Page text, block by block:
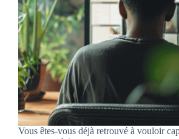
Vous êtes-vous déjà retrouvé à vouloir